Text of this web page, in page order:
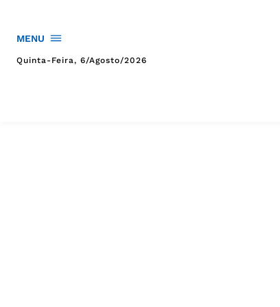
MENU
Quinta-Feira, 6/agosto/2026